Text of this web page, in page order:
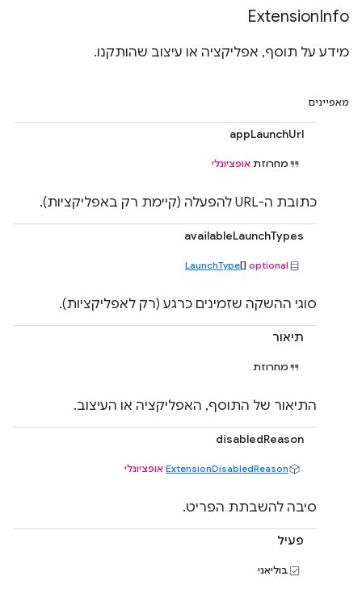
ExtensionInfo
מידע על תוסף, אפליקציה או עיצוב שהותקנו.
מאפיינים
appLaunchUrl
מחרוזת אופציונלי
כתובת ה-URL להפעלה (קיימת רק באפליקציות).
availableLaunchTypes
LaunchType[] optional
סוגי ההשקה שזמינים כרגע (רק לאפליקציות).
תיאור
מחרוזת
התיאור של התוסף, האפליקציה או העיצוב.
disabledReason
ExtensionDisabledReason אופציונלי
סיבה להשבתת הפריט.
פעיל
בוליאני